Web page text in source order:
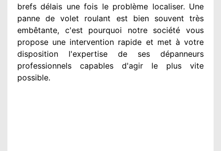
brefs délais une fois le problème localiser. Une
panne de volet roulant est bien souvent très
embêtante, c'est pourquoi notre société vous
propose une intervention rapide et met à votre
disposition l'expertise de ses dépanneurs
professionnels capables d'agir le plus vite
possible.